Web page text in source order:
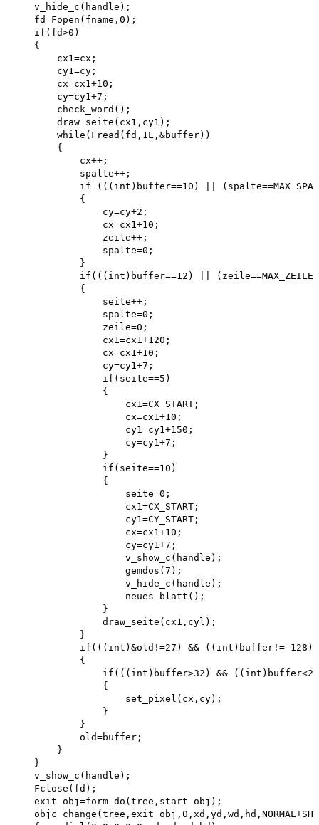
    v_hide_c(handle);
    fd=Fopen(fname,0);
    if(fd>0)
    {
        cx1=cx;
        cy1=cy;
        cx=cx1+10;
        cy=cy1+7;
        check_word();
        draw_seite(cx1,cy1);
        while(Fread(fd,1L,&buffer))
        {
            cx++;
            spalte++;
if (((int)buffer==10) ||
            {
                cy=cy+2;
                cx=cx1+10;
                zeile++;
                spalte=0;
            }
if(((int)buffer==12) ||
            {
                seite++;
                spalte=0;
                zeile=0;
                cx1=cx1+120;
                cx=cx1+10;
                cy=cy1+7;
                if(seite==5)
                {
                    cx1=CX_START;
                    cx=cx1+10;
                    cy1=cy1+150;
                    cy=cy1+7;
                }
                if(seite==10)
                {
                    seite=0;
                    cx1=CX_START;
                    cy1=CY_START;
                    cx=cx1+10;
                    cy=cy1+7;
                    v_show_c(handle);
                    gemdos(7);
                    v_hide_c(handle);
                    neues_blatt();
                }
                draw_seite(cx1,cyl);
            }
            if(((int)&old!=27) && ((int)buffer!=-128))
            {
if(((int)buffer>32) &&
                {
                    set_pixel(cx,cy);
                }
            }
            old=buffer;
        }
    }
    v_show_c(handle);
    Fclose(fd);
    exit_obj=form_do(tree,start_obj);
objc